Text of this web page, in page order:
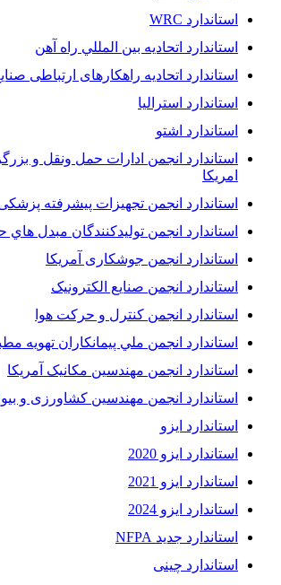
استاندارد WRC
استاندارد اتحاديه بين المللي راه آهن
استاندارد اتحادیه راهکارهای ارتباطی
استاندارد استرالیا
استاندارد اشتو
استاندارد انجمن ادارات حمل ونقل و
امريکا
استاندارد انجمن تجهیزات پیشرفته
استاندارد انجمن توليدکنندگان مبدل هاي
استاندارد انجمن جوشکاری آمریکا
استاندارد انجمن صنايع الکترونيک
استاندارد انجمن کنترل و حرکت هوا
استاندارد انجمن ملي پيمانکاران تهويه
استاندارد انجمن مهندسين مکانيک آمريکا
استاندارد انجمن مهندسین کشاورزی و
استاندارد ایزو
استاندارد ایزو 2020
استاندارد ایزو 2021
استاندارد ایزو 2024
استاندارد جدید NFPA
استاندارد چینی